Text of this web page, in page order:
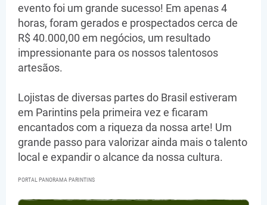
evento foi um grande sucesso! Em apenas 4
horas, foram gerados e prospectados cerca de
R$ 40.000,00 em negócios, um resultado
impressionante para os nossos talentosos
artesãos.
Lojistas de diversas partes do Brasil estiveram
em Parintins pela primeira vez e ficaram
encantados com a riqueza da nossa arte! Um
grande passo para valorizar ainda mais o talento
local e expandir o alcance da nossa cultura.
PORTAL PANORAMA PARINTINS